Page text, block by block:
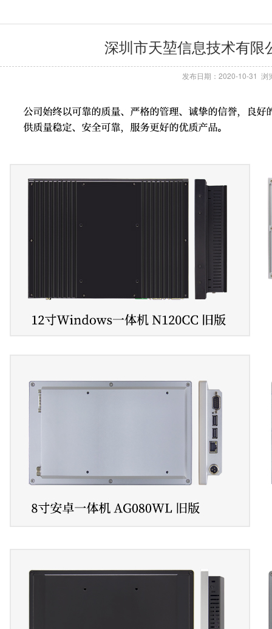
深圳市天堃信息技术有限
发布日期：2020-10-31 浏